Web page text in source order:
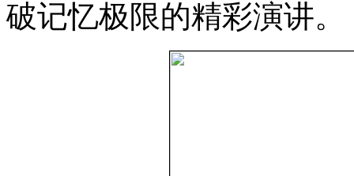
破记忆极限的精彩演讲。